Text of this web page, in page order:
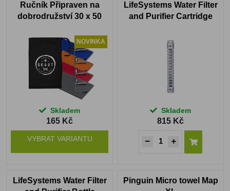
Ručník Připraven na
dobrodružství 30 x 50
NOVINKA
Skladem
165 Kč
VYBRAT VARIANTU
LifeSystems Water Filter
and Purifier Cartridge
Skladem
815 Kč
LifeSystems Water Filter
Pinguin Micro towel Map